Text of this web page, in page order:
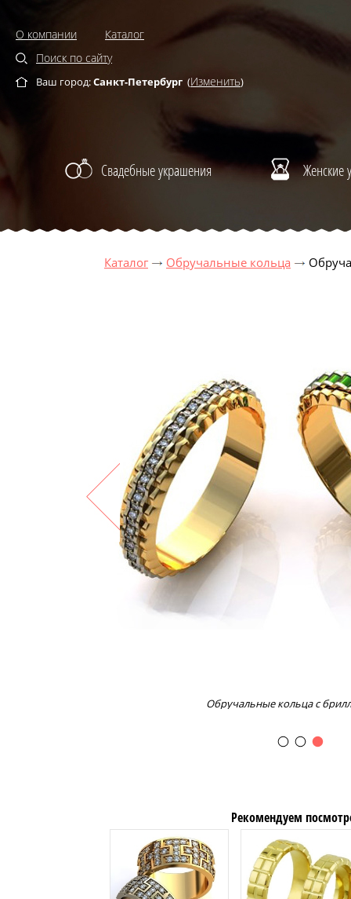
О компании
Каталог
Поиск по сайту
Ваш город:Санкт-Петербург (Изменить)
Свадебные украшения Женские
Каталог Обручальные кольца
Обручальные кольца с
Рекомендуем